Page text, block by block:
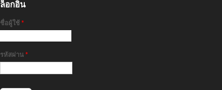
ล็อกอิน
ชื่อผู้ใช้ *
รหัสผ่าน *